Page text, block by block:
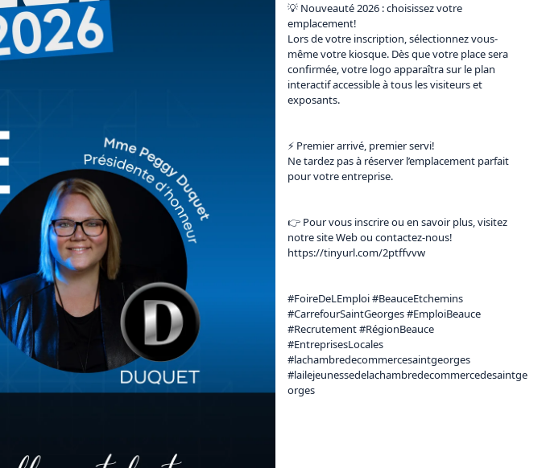
💡 Nouveauté 2026 : choisissez votre
emplacement!
Lors de votre inscription, sélectionnez vous-
même votre kiosque. Dès que votre place sera
confirmée, votre logo apparaîtra sur le plan
interactif accessible à tous les visiteurs et
exposants.
⚡️ Premier arrivé, premier servi!
Ne tardez pas à réserver l’emplacement parfait
pour votre entreprise.
👉 Pour vous inscrire ou en savoir plus, visitez
https://tinyurl.com/2ptffvvw
#FoireDeLEmploi #BeauceEtchemins
#CarrefourSaintGeorges #EmploiBeauce
#Recrutement #RégionBeauce
#EntreprisesLocales
#lachambredecommercesaintgeorges
#lailejeunessedelachambredecommercedesaintge
orges